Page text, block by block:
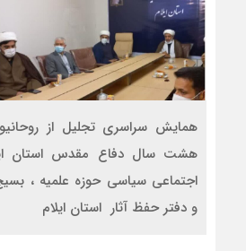
همایش سراسری تجلیل از
هشت سال دفاع مقدس استان
اجتماعی سیاسی حوزه علمیه ،
و دفتر حفظ آثار استان ایلام